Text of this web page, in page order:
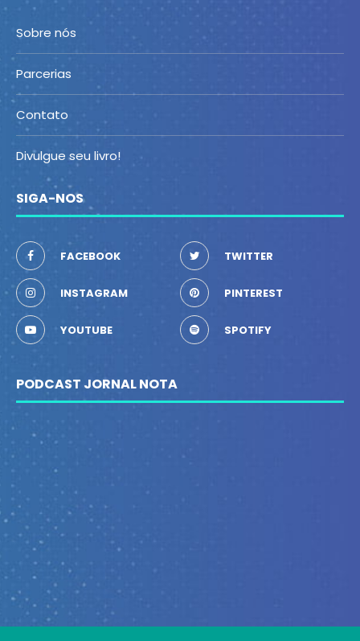
Sobre nós
Parcerias
Contato
Divulgue seu livro!
SIGA-NOS
FACEBOOK TWITTER
INSTAGRAM PINTEREST
YOUTUBE SPOTIFY
PODCAST JORNAL NOTA